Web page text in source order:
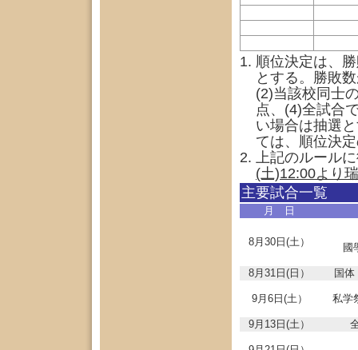
順位決定は、
とする。勝敗
(2)当該校同士
点、(4)全試合
い場合は抽選
ては、順位決
上記のルール
(土)12:00より
主要試合一覧
月 日
8月30日(土） 國
8月31日(日） 国
9月6日(土） 私学
9月13日(土）